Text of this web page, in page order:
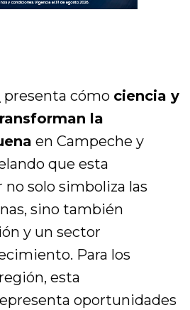
presenta cómo ciencia y
la
en Campeche y
que esta
solo simboliza las
sino también
y un sector
Para los
esta
oportunidades